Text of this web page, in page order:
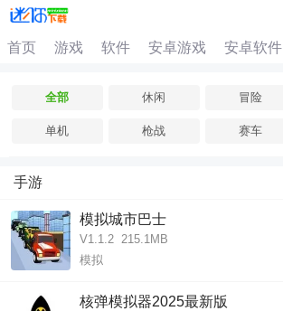
首页 游戏 软件 安卓游戏 安卓软件
全部 休闲 冒险
单机 枪战 赛车
手游
模拟城市巴士
V1.1.2 215.1MB
模拟
核弹模拟器2025最新版